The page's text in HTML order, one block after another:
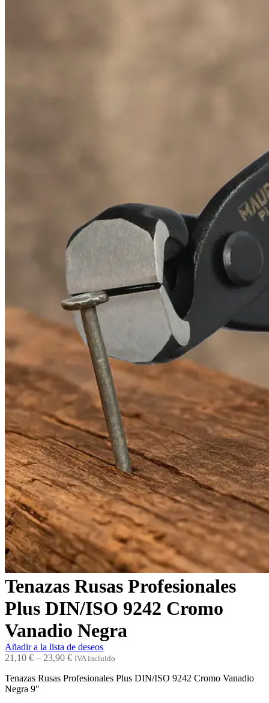
Tenazas Rusas Profesionales
Plus DIN/ISO 9242 Cromo
Vanadio Negra
Añadir a la lista de deseos
21,10 € – 23,90 € IVA incluido
Tenazas Rusas Profesionales Plus DIN/ISO 9242 Cromo Vanadio
Negra 9″